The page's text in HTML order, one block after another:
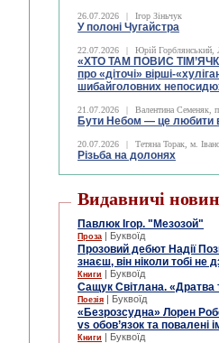
26.07.2026 | Ігор Зіньчук
У полоні Чугайстра
22.07.2026 | Юрій Горблянський,
«ХТО ТАМ ПОВИС
про «діточі» вірші-
шибайголовних
21.07.2026 | Валентина Семеняк,
Бути Небом ― це любити
20.07.2026 | Тетяна Торак, м.
Різьба на долонях
Видавничі
Павлюк Ігор. "Мезозой"
Проза | Буквоїд
Прозовий дебют Надії
знаєш, він ніколи тобі не
Книги | Буквоїд
Сащук Світлана. «Дратва
Поезія | Буквоїд
«Безрозсудна» Лорен
vs обов’язок та повалені
Книги | Буквоїд